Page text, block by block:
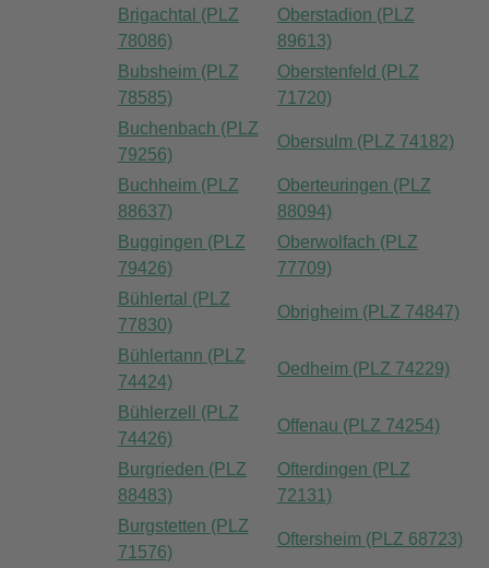
Brigachtal (PLZ
78086)
Oberstadion (PLZ
89613)
Bubsheim (PLZ
78585)
Oberstenfeld (PLZ
71720)
Buchenbach (PLZ
79256)
Obersulm (PLZ 74182)
Buchheim (PLZ
88637)
Oberteuringen (PLZ
88094)
Buggingen (PLZ
79426)
Oberwolfach (PLZ
77709)
Bühlertal (PLZ
77830)
Obrigheim (PLZ 74847)
Bühlertann (PLZ
74424)
Oedheim (PLZ 74229)
Bühlerzell (PLZ
74426)
Offenau (PLZ 74254)
Burgrieden (PLZ
88483)
Ofterdingen (PLZ
72131)
Burgstetten (PLZ
71576)
Oftersheim (PLZ 68723)